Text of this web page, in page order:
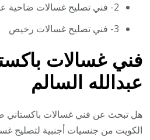
2- فني تصليح غسالات ضاحية عبدالله السالم بالكويت
3- فني تصليح غسالات رخيص
فني غسالات
عبدالله السالم
هل تبحث عن فني غسالات باكستاني
الكويت من جنسيات أجنبية لتصليح